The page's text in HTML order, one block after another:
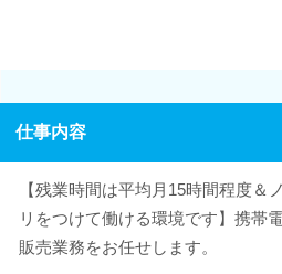
仕事内容
【残業時間は平均月15時間程度＆
リをつけて働ける環境です】携帯
販売業務をお任せします。